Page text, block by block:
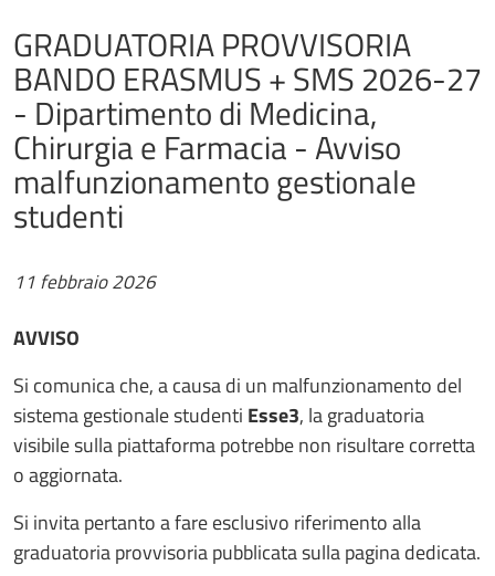
GRADUATORIA PROVVISORIA
BANDO ERASMUS + SMS 2026-27
- Dipartimento di Medicina,
Chirurgia e Farmacia - Avviso
malfunzionamento gestionale
studenti
11 febbraio 2026
AVVISO
Si comunica che, a causa di un malfunzionamento del
sistema gestionale studenti Esse3, la graduatoria
visibile sulla piattaforma potrebbe non risultare corretta
o aggiornata.
Si invita pertanto a fare esclusivo riferimento alla
graduatoria provvisoria pubblicata sulla pagina dedicata.